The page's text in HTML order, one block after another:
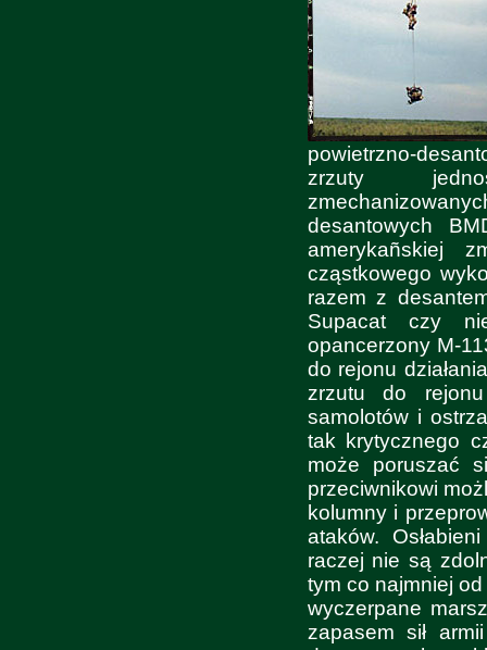
powietrzno-
zrzuty
desantowych
amerykañskiej
cząstkowego
razem z
Supacat czy
opancerzony M-
do rejonu
zrzutu do
samolotów i
tak krytycznego
może poruszać
przeciwnikowi
kolumny i
ataków.
raczej nie są
tym co najmniej
wyczerpane
zapasem sił